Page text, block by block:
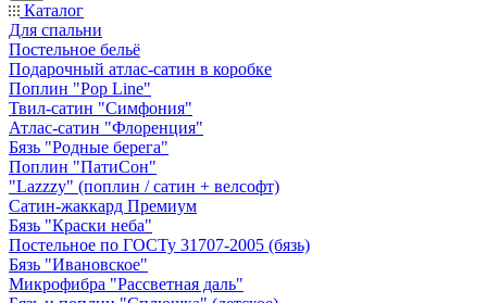
Каталог
Для спальни
Постельное бельё
Подарочный атлас-сатин в коробке
Поплин "Pop Line"
Твил-сатин "Симфония"
Атлас-сатин "Флоренция"
Бязь "Родные берега"
Поплин "ПатиСон"
"Lazzzy" (поплин / сатин + велсофт)
Сатин-жаккард Премиум
Бязь "Краски неба"
Постельное по ГОСТу 31707-2005 (бязь)
Бязь "Ивановское"
Микрофибра "Рассветная даль"